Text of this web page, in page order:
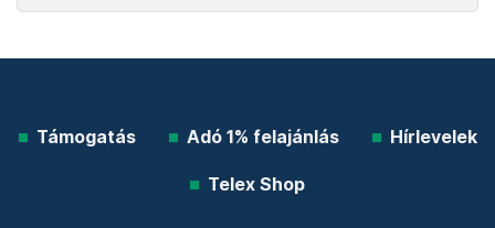
Támogatás Adó 1% felajánlás Hírlevelek
Telex Shop